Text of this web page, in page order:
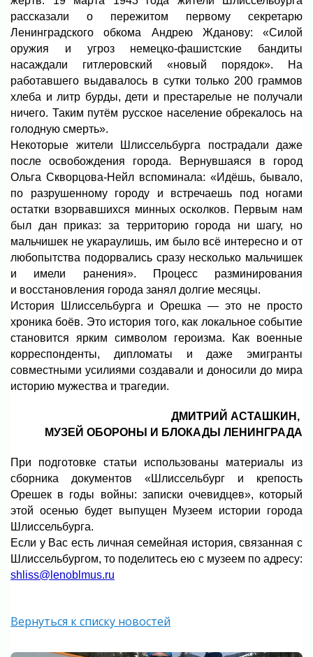
рассказали о пережитом первому секретарю
Ленинградского обкома Андрею Жданову: «Силой
оружия и угроз немецко-фашистские бандиты
насаждали гитлеровский «новый порядок». На
работавшего выдавалось в сутки только 200 граммов
хлеба и литр бурды, дети и престарелые не получали
ничего. Таким путём русское население обрекалось на
голодную смерть».
Некоторые жители Шлиссельбурга пострадали даже
после освобождения города. Вернувшаяся в город
Ольга Скворцова-Нейл вспоминала: «Идёшь, бывало,
по разрушенному городу и встречаешь под ногами
остатки взорвавшихся минных осколков. Первым нам
был дан приказ: за территорию города ни шагу, но
мальчишек не укараулишь, им было всё интересно и от
любопытства подорвались сразу несколько мальчишек
и имели ранения». Процесс разминирования
и восстановления города занял долгие месяцы.
История Шлиссельбурга и Орешка — это не просто
хроника боёв. Это история того, как локальное событие
становится ярким символом героизма. Как военные
корреспонденты, дипломаты и даже эмигранты
совместными усилиями создавали и доносили до мира
историю мужества и трагедии.
ДМИТРИЙ АСТАШКИН,
МУЗЕЙ ОБОРОНЫ И БЛОКАДЫ ЛЕНИНГРАДА
При подготовке статьи использованы материалы из
сборника документов «Шлиссельбург и крепость
Орешек в годы войны: записки очевидцев», который
этой осенью будет выпущен Музеем истории города
Шлиссельбурга.
Если у Вас есть личная семейная история, связанная с
Шлиссельбургом, то поделитесь ею с музеем по адресу:
shliss@lenoblmus.ru
Вернуться к списку новостей